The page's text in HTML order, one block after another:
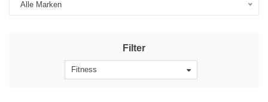
Alle Marken
Filter
Fitness